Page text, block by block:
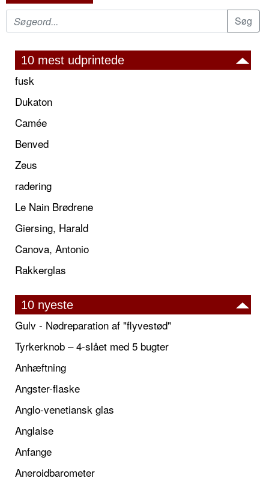
10 mest udprintede
fusk
Dukaton
Camée
Benved
Zeus
radering
Le Nain Brødrene
Giersing, Harald
Canova, Antonio
Rakkerglas
10 nyeste
Gulv - Nødreparation af "flyvestød"
Tyrkerknob – 4-slået med 5 bugter
Anhæftning
Angster-flaske
Anglo-venetiansk glas
Anglaise
Anfange
Aneroidbarometer